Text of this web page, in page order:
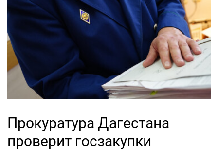
Прокуратура Дагестана
проверит госзакупки